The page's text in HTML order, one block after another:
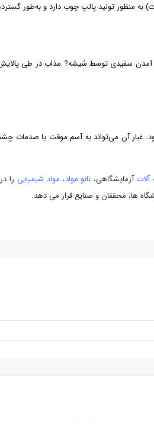
به منظور تولید پالپ چوب دارد و به‌طور
آمدن سفیدی توسط شیشه? مذاب در طی
غبار آن می‌تواند به آسم موقت یا
آزمایشگاهی، نانو مواد، مواد شیمیایی را
ها، محققان و صنایع قرار می دهد.